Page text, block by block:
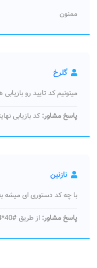
ممنون
گلرخ
میتونیم کد تایید رو
پاسخ مشاور:کد بازیابی
نازنین
با چه کد دستوری ای میشه
پاسخ مشاور: از طریق #40*4* میتونید اقدام کنید.